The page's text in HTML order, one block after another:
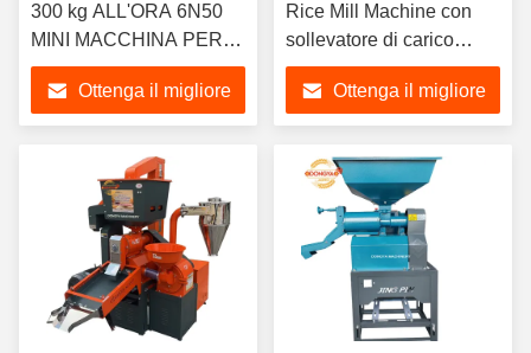
300 kg ALL'ORA 6N50
MINI MACCHINA PER
LA PILATURA DEL
RISO 4HPOttenga il migliore
Rice Mill Machine con
sollevatore di carico
automatico tipo 6N80L
Ottenga il migliore